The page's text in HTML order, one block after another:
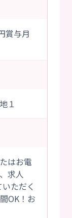
賞与月
１
はお電
求人
ただく
OK！お